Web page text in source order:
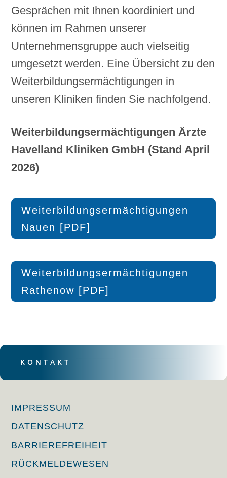
Gesprächen mit Ihnen koordiniert und
können im Rahmen unserer
Unternehmensgruppe auch vielseitig
umgesetzt werden. Eine Übersicht zu den
Weiterbildungsermächtigungen in
unseren Kliniken finden Sie nachfolgend.
Weiterbildungsermächtigungen Ärzte
Havelland Kliniken GmbH (Stand April
2026)
Weiterbildungsermächtigungen
Nauen [PDF]
Weiterbildungsermächtigungen
Rathenow [PDF]
KONTAKT
IMPRESSUM
DATENSCHUTZ
BARRIEREFREIHEIT
RÜCKMELDEWESEN